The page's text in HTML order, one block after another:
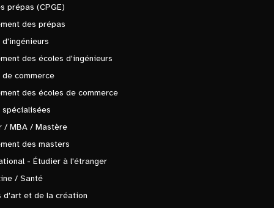
prépas (CPGE)
des prépas
d'ingénieurs
des écoles d'ingénieurs
de commerce
des écoles de commerce
spécialisées
/ MBA / Mastère
des masters
- Étudier à l'étranger
/ Santé
d'art et de la création